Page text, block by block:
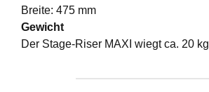
Breite: 475 mm
Gewicht
Der Stage-Riser MAXI wiegt ca. 20 kg